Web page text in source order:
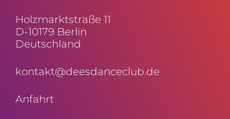
Holz­markt­straße 11
D-10179 Berlin
Deutschland
kontakt@deesdanceclub.de
Anfahrt